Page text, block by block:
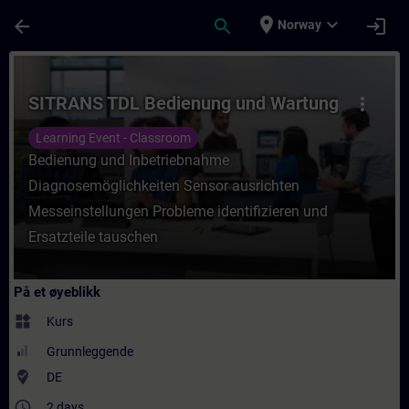
arrow_back search place Norway expand_more login
Kurs - SITRANS TDL Bedienung und
more_vert
SITRANS TDL Bedienung und Wartung
Learning Event - Classroom
Bedienung und Inbetriebnahme
Diagnosemöglichkeiten Sensor ausrichten
Messeinstellungen Probleme identifizieren und
Ersatzteile tauschen
På et øyeblikk
widgets Kurs
Grunnleggende
where_to_vote DE